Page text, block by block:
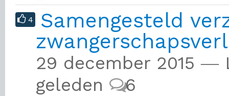
4
Samengesteld
29 december 2015 ―
geleden
6